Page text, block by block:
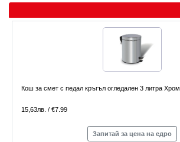
Кош за смет с педал кръгъл огледален 3 литра Хром
15,63лв. / €7.99
Запитай за цена на едро